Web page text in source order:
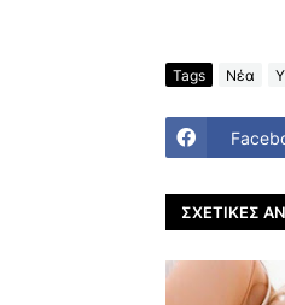
Tags Νέα
ΣΧΕΤΙΚΈΣ